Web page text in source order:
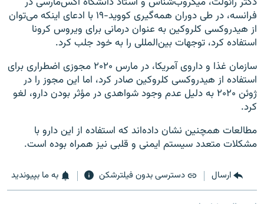
فرانسه، در طی دوران همه‌گیری کووید-۱۹ با ادعای اینکه می‌توان
از هیدروکسی کلروکین به عنوان درمانی برای ویروس کرونا
استفاده کرد، توجهات بین‌المللی را به خود جلب کرد.
سازمان غذا و داروی آمریکا، در مارس ۲۰۲۰ مجوزی اضطراری برای
استفاده از هیدروکسی کلروکین صادر کرد، اما این مجوز را در
ژوئن ۲۰۲۰ به دلیل عدم وجود شواهدی در مؤثر بودن دارو، لغو
کرد.
مطالعات همچنین نشان داده‌اند که استفاده از این دارو با
مشکلات متعدد سیستم ایمنی و قلبی نیز همراه بوده است.
ارسال دسترسی بدون فیلترشکن به ما بپیوندید